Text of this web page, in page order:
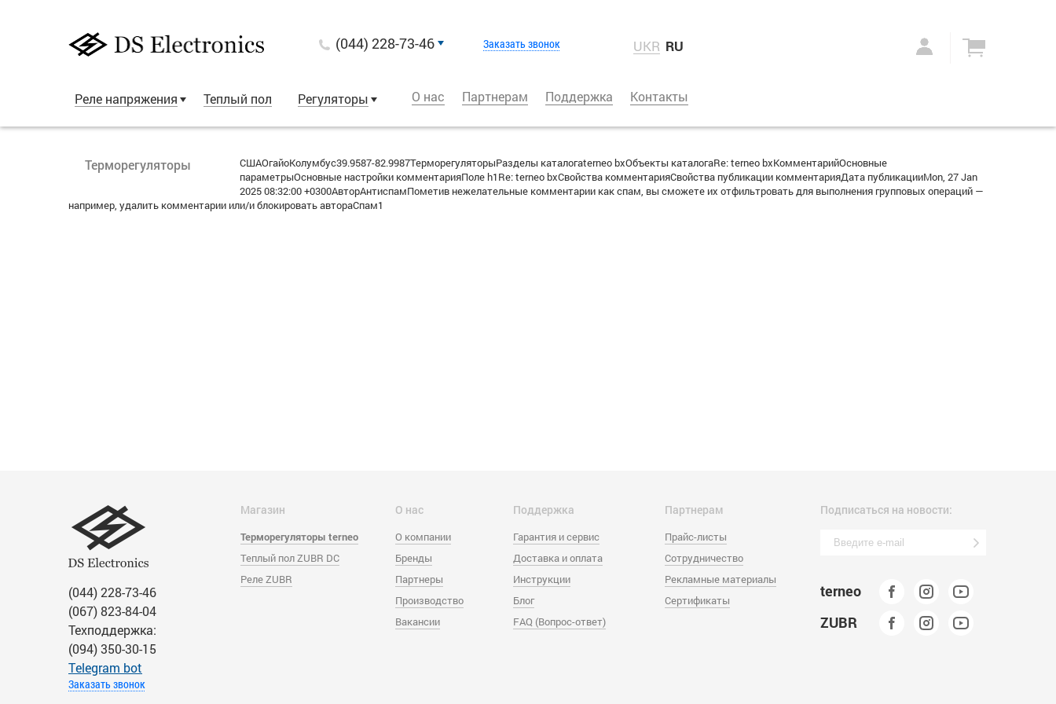
(044) 228-73-46 Заказать звонок UKR RU
Реле напряжения Теплый пол Регуляторы О нас Партнерам Поддержка Контакты
Терморегуляторы
СШАОгайоКолумбус39.9587-82.9987ТерморегуляторыРазделы каталогаterneo bxОбъекты каталогаRe: terneo bxКомментарийОсновные
параметрыОсновные настройки комментарияПоле h1Re: terneo bxСвойства комментарияСвойства публикации комментарияДата публикацииMon, 27 Jan
2025 08:32:00 +0300АвторАнтиспамПометив нежелательные комментарии как спам, вы сможете их отфильтровать для выполнения групповых операций —
например, удалить комментарии или/и блокировать автораСпам1
(044) 228-73-46
(067) 823-84-04
Техподдержка:
(094) 350-30-15
Тelegram bot
Заказать звонок
Магазин
Терморегуляторы terneo
Теплый пол ZUBR DC
Реле ZUBR
О нас
О компании
Бренды
Партнеры
Производство
Вакансии
Поддержка
Гарантия и сервис
Доставка и оплата
Инструкции
Блог
FAQ (Вопрос-ответ)
Партнерам
Прайс-листы
Сотрудничество
Рекламные материалы
Сертификаты
Подписаться на новости:
terneo
ZUBR